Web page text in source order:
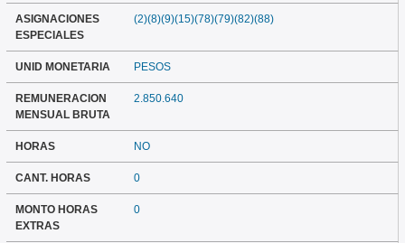
ASIGNACIONES
ESPECIALES
(2)(8)(9)(15)(78)(79)(82)(88)
UNID MONETARIA PESOS
REMUNERACION
MENSUAL BRUTA
2.850.640
HORAS NO
CANT. HORAS 0
MONTO HORAS
EXTRAS
0